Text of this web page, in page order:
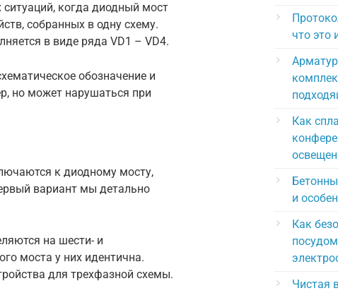
когда диодный мост
собранных в одну схему.
в виде ряда VD1 – VD4.
обозначение и
но может нарушаться при
к диодному мосту,
вариант мы детально
на шести- и
моста у них идентична.
для трехфазной схемы.
что это
Как
и
Как
Чистая